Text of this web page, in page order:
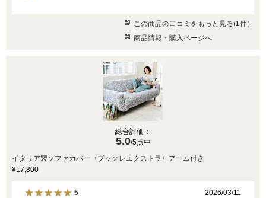
この商品の口コミをもっと見る(1件）
商品情報・購入ページへ
総合評価：
5.0/5点中
イタリア製ソファカバー〈ブックレエクストラ〉アーム付き
¥17,800
5
2026/03/11